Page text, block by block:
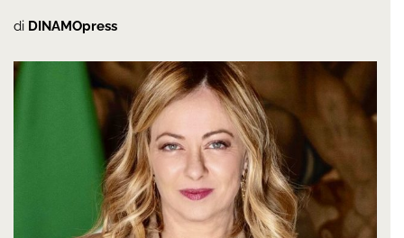
di DINAMOpress